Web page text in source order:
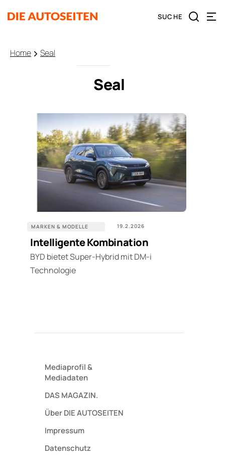
Home Seal
Seal
MARKEN & MODELLE 19.2.2026
Intelligente Kombination
BYD bietet Super-Hybrid mit DM-i
Technologie
Mediaprofil&
Mediadaten
DAS MAGAZIN.
Über DIE AUTOSEITEN
Impressum
Datenschutz